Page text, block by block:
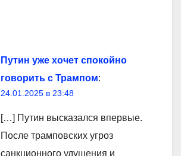
Путин уже хочет спокойно
говорить с Трампом:
24.01.2025 в 23:48
[…] Путин высказался впервые.
После трамповских угроз
санкционного удушения и